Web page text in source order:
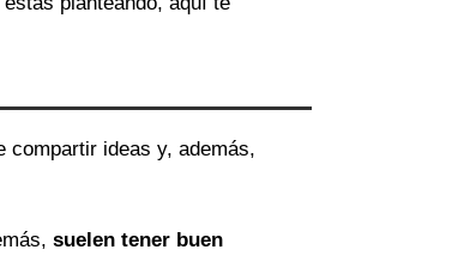
compartir ideas y, además,
suelen tener buen